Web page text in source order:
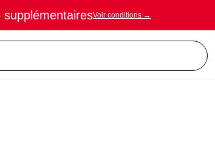
supplémentairesVoir conditions →